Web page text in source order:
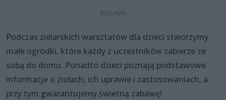
Podczas zielarskich warsztatów dla dzieci stworzymy
małe ogródki, które każdy z uczestników zabierze ze
sobą do domu. Ponadto dzieci poznają podstawowe
informacje o ziołach, ich uprawie i zastosowaniach, a
przy tym gwarantujemy świetną zabawę!